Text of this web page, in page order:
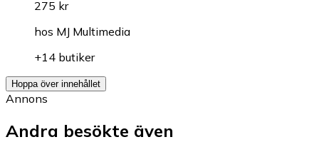
275 kr
hos MJ Multimedia
+14 butiker
Hoppa över innehållet
Annons
Andra besökte även